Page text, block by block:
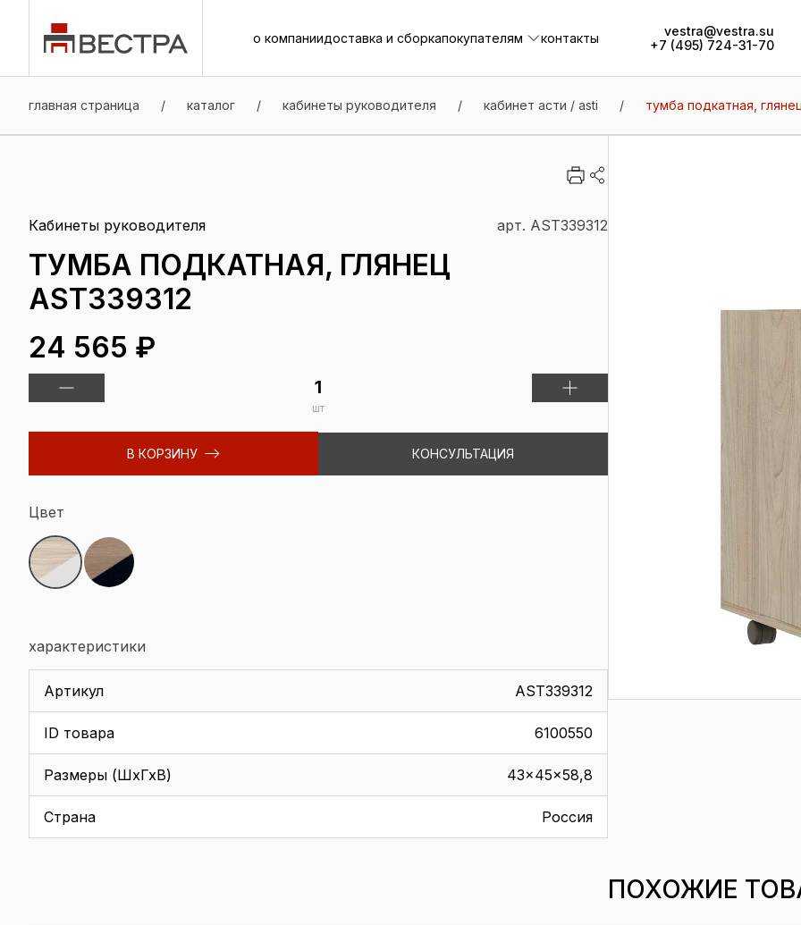
о компаниидоставка и сборкапокупателям
контакты
vestra@vestra.su
+7 (495) 724-31-70
главная страница / каталог / кабинеты руководителя / кабинет асти / asti / тумба подкатная,
Кабинеты руководителя арт. AST339312
ТУМБА ПОДКАТНАЯ, ГЛЯНЕЦ
AST339312
24 565 ₽
шт
В КОРЗИНУ КОНСУЛЬТАЦИЯ
Цвет
характеристики
Артикул AST339312
ID товара 6100550
Размеры (ШхГхВ) 43x45x58,8
Страна Россия
ПОХОЖИЕ